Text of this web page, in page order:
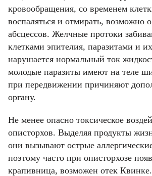
кровообращения, со временем
воспаляться и отмирать, возможно
абсцессов. Желчные протоки
клетками эпителия, паразитами и
нарушается нормальный ток
молодые паразиты имеют на теле
при передвижении причиняют
органу.
Не менее опасно токсическое
описторхов. Выделяя продукты
они вызывают острые
поэтому часто при описторхозе
крапивница, возможен отек Квинке.
Фамилия
Фамилия